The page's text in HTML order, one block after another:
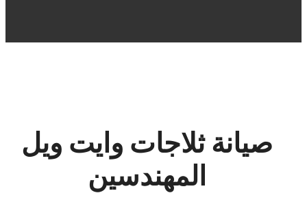
صيانة ثلاجات وايت ويل
المهندسين